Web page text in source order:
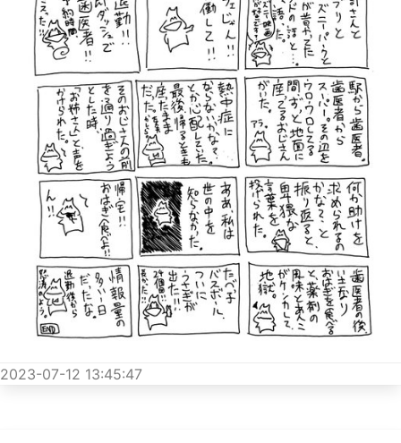
2023-07-12 13:45:47